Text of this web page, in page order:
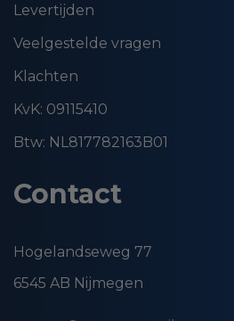
Levertijden
Veelgestelde vragen
Klachten
KvK: 09115410
Btw: NL817782163B01
Contact
Hogelandseweg 77
6545 AB Nijmegen